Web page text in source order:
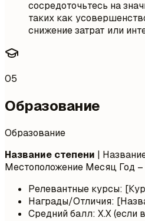
сосредоточьтесь на
таких как
снижение затрат или
05
Образование
Образование
Название степени |
Местоположение Месяц Год
Релевантные курсы:
Награды/Отличия:
Средний балл: X.X (если